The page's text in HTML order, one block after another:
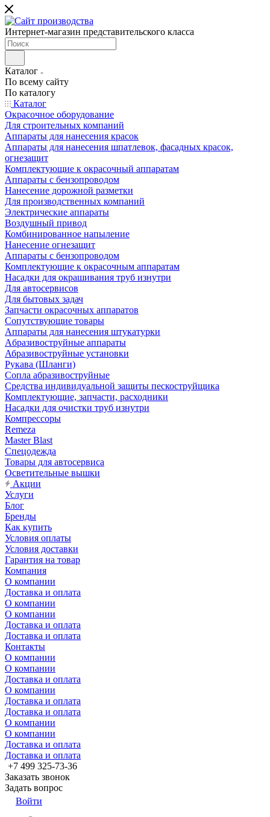
Интернет-магазин представительского класса
Каталог
По всему сайту
По каталогу
Каталог
Окрасочное оборудование
Для строительных компаний
Аппараты для нанесения красок
Аппараты для нанесения шпатлевок, фасадных красок,
огнезащит
Комплектующие к окрасочный аппаратам
Аппараты с бензопроводом
Нанесение дорожной разметки
Для производственных компаний
Электрические аппараты
Воздушный привод
Комбинированное напыление
Нанесение огнезащит
Аппараты с бензопроводом
Комплектующие к окрасочным аппаратам
Насадки для окрашивания труб изнутри
Для автосервисов
Для бытовых задач
Запчасти окрасочных аппаратов
Сопутствующие товары
Аппараты для нанесения штукатурки
Aбразивоструйные аппараты
Абразивоструйные установки
Рукава (Шланги)
Сопла абразивоструйные
Средства индивидуальной защиты пескоструйщика
Комплектующие, запчасти, расходники
Насадки для очистки труб изнутри
Компрессоры
Remeza
Master Blast
Спецодежда
Товары для автосервиса
Осветительные вышки
Акции
Услуги
Блог
Бренды
Как купить
Условия оплаты
Условия доставки
Гарантия на товар
Компания
О компании
Доставка и оплата
О компании
О компании
Доставка и оплата
Доставка и оплата
Контакты
О компании
О компании
Доставка и оплата
О компании
Доставка и оплата
Доставка и оплата
О компании
О компании
Доставка и оплата
Доставка и оплата
+7 499 325-73-36
Заказать звонок
Задать вопрос
Войти